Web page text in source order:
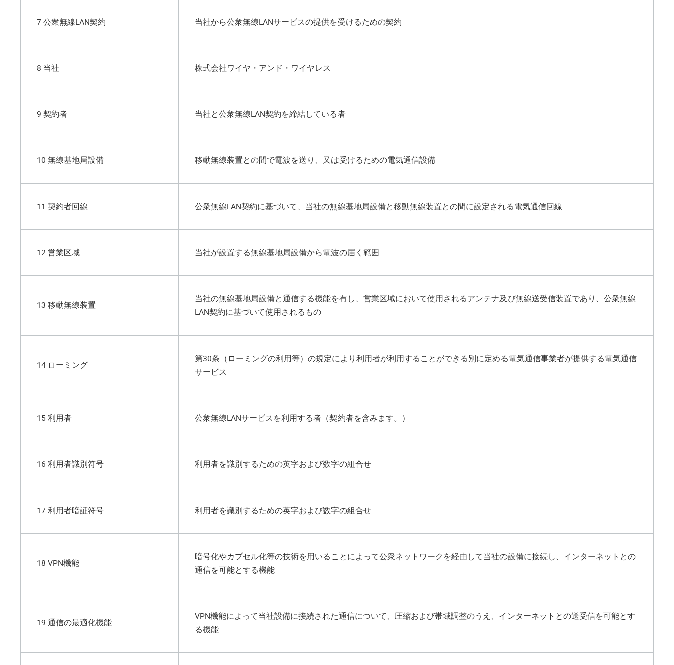
7 公衆無線LAN契約 当社から公衆無線LANサービスの提供を受けるための契約
8 当社 株式会社ワイヤ・アンド・ワイヤレス
9 契約者 当社と公衆無線LAN契約を締結している者
10 無線基地局設備 移動無線装置との間で電波を送り、又は受けるための電気通信設備
11 契約者回線 公衆無線LAN契約に基づいて、当社の無線基地局設備と移動無線装置との間に設定される電気通信回線
12 営業区域 当社が設置する無線基地局設備から電波の届く範囲
13 移動無線装置
当社の無線基地局設備と通信する機能を有し、営業区域において使用されるアンテナ及び無線送受信装置であり、公衆無線
LAN契約に基づいて使用されるもの
14 ローミング
第30条（ローミングの利用等）の規定により利用者が利用することができる別に定める電気通信事業者が提供する電気通信
サービス
15 利用者 公衆無線LANサービスを利用する者（契約者を含みます。）
16 利用者識別符号 利用者を識別するための英字および数字の組合せ
17 利用者暗証符号 利用者を識別するための英字および数字の組合せ
18 VPN機能
暗号化やカプセル化等の技術を用いることによって公衆ネットワークを経由して当社の設備に接続し、インターネットとの
通信を可能とする機能
19 通信の最適化機能
VPN機能によって当社設備に接続された通信について、圧縮および帯域調整のうえ、インターネットとの送受信を可能とす
る機能